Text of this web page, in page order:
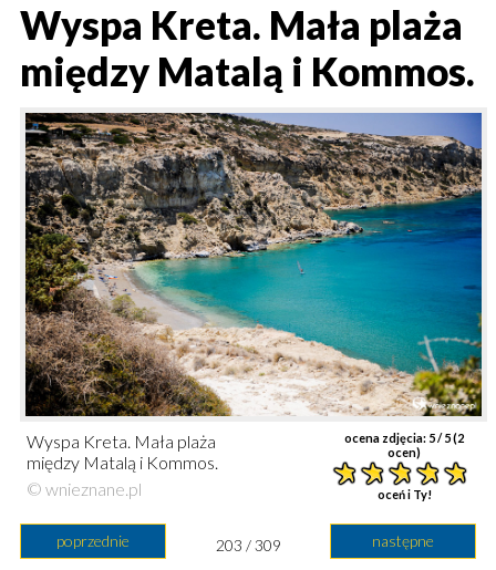
Wyspa Kreta. Mała plaża
między Matalą i Kommos.
ocena zdjęcia: 5/ 5 (2
ocen)
oceń i Ty!
Wyspa Kreta. Mała plaża
między Matalą i Kommos.
© wnieznane.pl
poprzednie następne
203 / 309